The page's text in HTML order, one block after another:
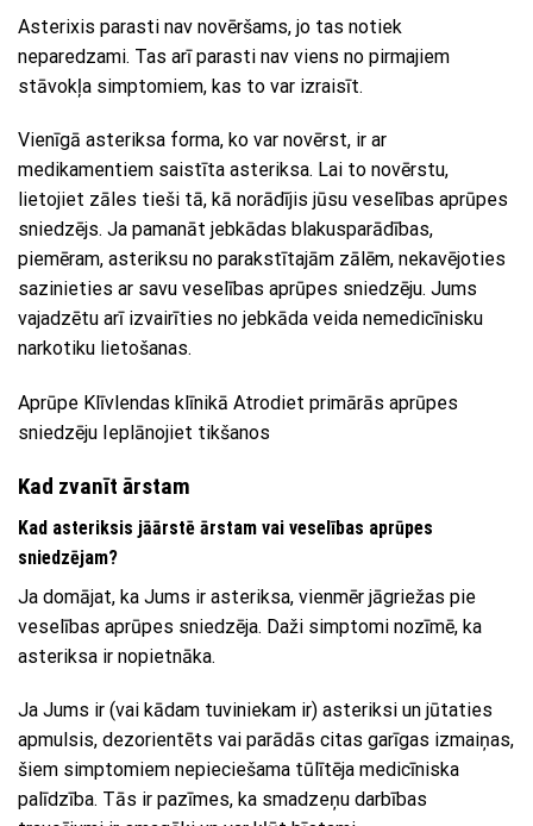
Asterixis parasti nav novēršams, jo tas notiek
neparedzami. Tas arī parasti nav viens no pirmajiem
stāvokļa simptomiem, kas to var izraisīt.
Vienīgā asteriksa forma, ko var novērst, ir ar
medikamentiem saistīta asteriksa. Lai to novērstu,
lietojiet zāles tieši tā, kā norādījis jūsu veselības aprūpes
sniedzējs. Ja pamanāt jebkādas blakusparādības,
piemēram, asteriksu no parakstītajām zālēm, nekavējoties
sazinieties ar savu veselības aprūpes sniedzēju. Jums
vajadzētu arī izvairīties no jebkāda veida nemedicīnisku
narkotiku lietošanas.
Aprūpe Klīvlendas klīnikā Atrodiet primārās aprūpes
sniedzēju Ieplānojiet tikšanos
Kad zvanīt ārstam
Kad asteriksis jāārstē ārstam vai veselības aprūpes
sniedzējam?
Ja domājat, ka Jums ir asteriksa, vienmēr jāgriežas pie
veselības aprūpes sniedzēja. Daži simptomi nozīmē, ka
asteriksa ir nopietnāka.
Ja Jums ir (vai kādam tuviniekam ir) asteriksi un jūtaties
apmulsis, dezorientēts vai parādās citas garīgas izmaiņas,
šiem simptomiem nepieciešama tūlītēja medicīniska
palīdzība. Tās ir pazīmes, ka smadzeņu darbības